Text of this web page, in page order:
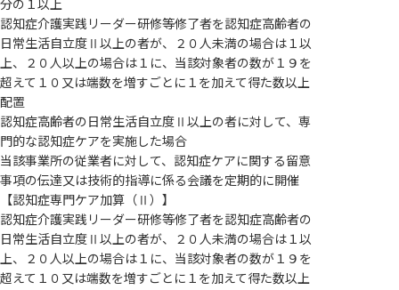
分の１以上
認知症介護実践リーダー研修等修了者を認知症高齢者の
日常生活自立度Ⅱ以上の者が、２０人未満の場合は１以
上、２０人以上の場合は１に、当該対象者の数が１９を
超えて１０又は端数を増すごとに１を加えて得た数以上
配置
認知症高齢者の日常生活自立度Ⅱ以上の者に対して、専
門的な認知症ケアを実施した場合
当該事業所の従業者に対して、認知症ケアに関する留意
事項の伝達又は技術的指導に係る会議を定期的に開催
【認知症専門ケア加算（Ⅱ）】
認知症介護実践リーダー研修等修了者を認知症高齢者の
日常生活自立度Ⅱ以上の者が、２０人未満の場合は１以
上、２０人以上の場合は１に、当該対象者の数が１９を
超えて１０又は端数を増すごとに１を加えて得た数以上